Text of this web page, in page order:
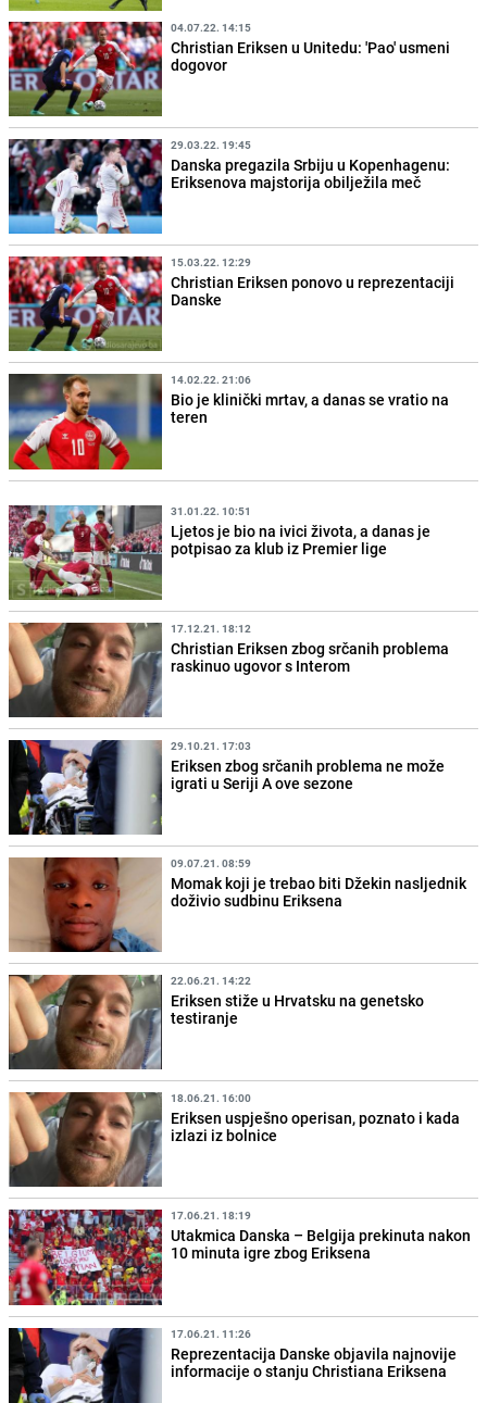
04.07.22. 14:15
Christian Eriksen u Unitedu: 'Pao' usmeni
dogovor
29.03.22. 19:45
Danska pregazila Srbiju u Kopenhagenu:
Eriksenova majstorija obilježila meč
15.03.22. 12:29
Christian Eriksen ponovo u reprezentaciji
Danske
14.02.22. 21:06
Bio je klinički mrtav, a danas se vratio na
teren
31.01.22. 10:51
Ljetos je bio na ivici života, a danas je
potpisao za klub iz Premier lige
17.12.21. 18:12
Christian Eriksen zbog srčanih problema
raskinuo ugovor s Interom
29.10.21. 17:03
Eriksen zbog srčanih problema ne može
igrati u Seriji A ove sezone
09.07.21. 08:59
Momak koji je trebao biti Džekin nasljednik
doživio sudbinu Eriksena
22.06.21. 14:22
Eriksen stiže u Hrvatsku na genetsko
testiranje
18.06.21. 16:00
Eriksen uspješno operisan, poznato i kada
izlazi iz bolnice
17.06.21. 18:19
Utakmica Danska – Belgija prekinuta nakon
10 minuta igre zbog Eriksena
17.06.21. 11:26
Reprezentacija Danske objavila najnovije
informacije o stanju Christiana Eriksena